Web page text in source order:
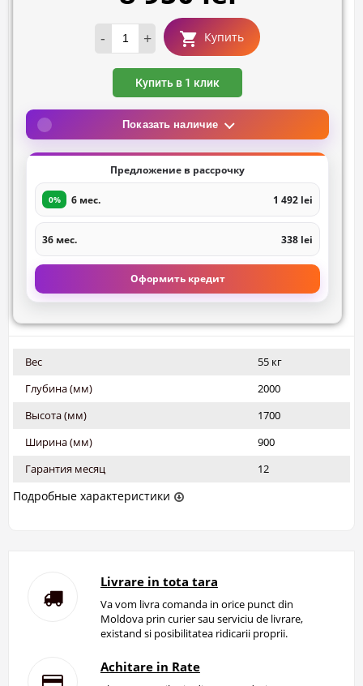
- + Купить
Купить в 1 клик
Показать наличие
Предложение в рассрочку
0% 6 мес. 1 492 lei
36 мес. 338 lei
Оформить кредит
Вес
55 кг
Глубина (мм)
2000
Высота (мм)
1700
Ширина (мм)
900
Гарантия месяц
12
Подробные характеристики
Livrare in tota tara
Va vom livra comanda in orice punct din
Moldova prin curier sau serviciu de livrare,
existand si posibilitatea ridicarii proprii.
Achitare in Rate